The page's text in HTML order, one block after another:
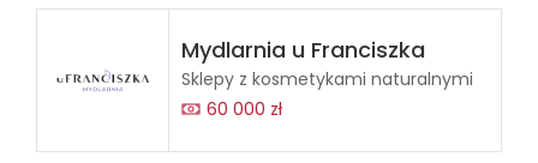
Mydlarnia u Franciszka
Sklepy z kosmetykami naturalnymi
60 000 zł